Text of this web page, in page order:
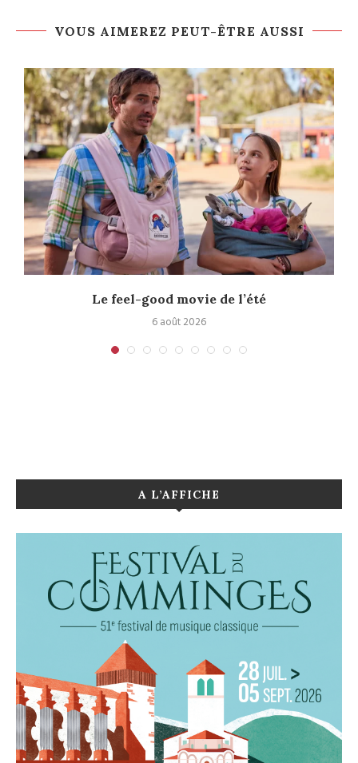
VOUS AIMEREZ PEUT-ÊTRE AUSSI
Le feel-good movie de l’été
6 août 2026
A L’AFFICHE